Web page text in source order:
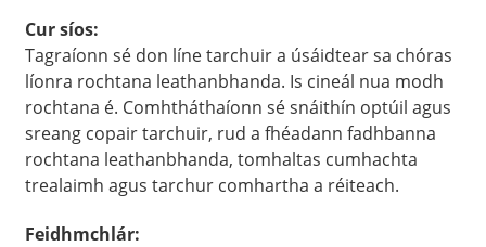
Cur síos:
Tagraíonn sé don líne tarchuir a úsáidtear sa chóras
líonra rochtana leathanbhanda. Is cineál nua modh
rochtana é. Comhtháthaíonn sé snáithín optúil agus
sreang copair tarchuir, rud a fhéadann fadhbanna
rochtana leathanbhanda, tomhaltas cumhachta
trealaimh agus tarchur comhartha a réiteach.
Feidhmchlár: